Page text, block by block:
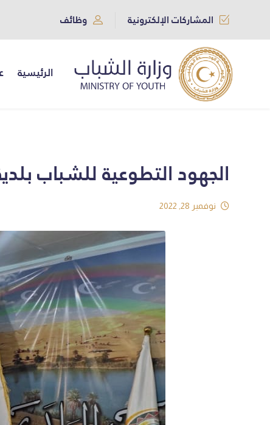
المشاركات الإلكترونية وظائف
الرئيسية
الجهود التطوعية للشباب
نوفمبر 28, 2022